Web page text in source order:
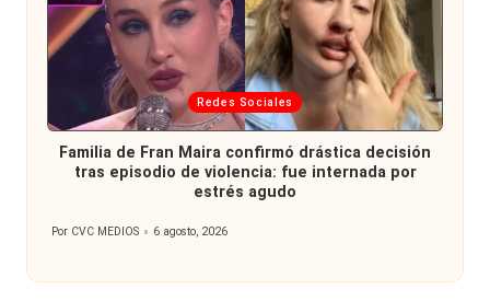
Publicada
en
Redes Sociales
Familia de Fran Maira confirmó drástica decisión
tras episodio de violencia: fue internada por
estrés agudo
Publicado
Por CVC MEDIOS 6 agosto, 2026